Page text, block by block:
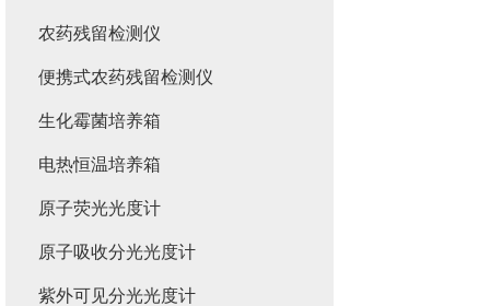
农药残留检测仪
便携式农药残留检测仪
生化霉菌培养箱
电热恒温培养箱
原子荧光光度计
原子吸收分光光度计
紫外可见分光光度计